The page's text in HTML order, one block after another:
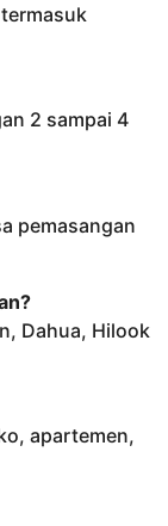
2 sampai 4
pemasangan
Dahua, Hilook
apartemen,